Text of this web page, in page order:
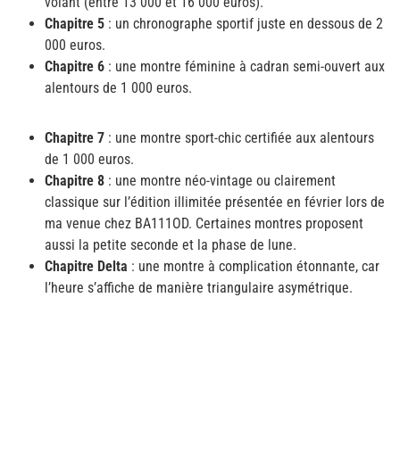
Chapitre 5 : un chronographe sportif juste en dessous de 2
000 euros.
Chapitre 6 : une montre féminine à cadran semi-ouvert aux
alentours de 1 000 euros.
Chapitre 7 : une montre sport-chic certifiée aux alentours
de 1 000 euros.
Chapitre 8 : une montre néo-vintage ou clairement
classique sur l’édition illimitée présentée en février lors de
ma venue chez BA111OD. Certaines montres proposent
aussi la petite seconde et la phase de lune.
Chapitre Delta : une montre à complication étonnante, car
l’heure s’affiche de manière triangulaire asymétrique.